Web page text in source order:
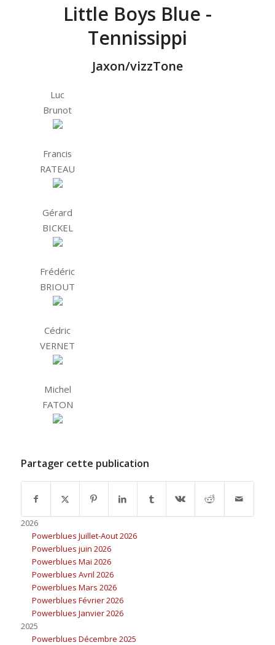
Little Boys Blue -
Tennissippi
Jaxon/vizzTone
Luc
Brunot
Francis
RATEAU
Gérard
BICKEL
Frédéric
BRIOUT
Cédric
VERNET
Michel
FATON
Partager cette publication
2026
Powerblues Juillet-Aout 2026
Powerblues juin 2026
Powerblues Mai 2026
Powerblues Avril 2026
Powerblues Mars 2026
Powerblues Février 2026
Powerblues Janvier 2026
2025
Powerblues Décembre 2025